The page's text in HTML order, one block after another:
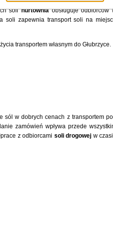
solihurtowniaobsługuje odbiorców
soli zapewnia transport soli na
transportem własnym do Głubrzyce.
sól w dobrych cenach z transportem
zamówień wpływa przede
z odbiorcami soli drogowej w